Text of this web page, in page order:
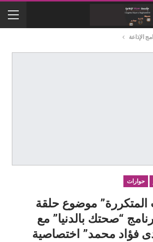
الإذاعة
حوارات
المتكررة” موضوع حلقة
“صحتك بالدنيا” مع
فؤاد محمد” اختصاصية